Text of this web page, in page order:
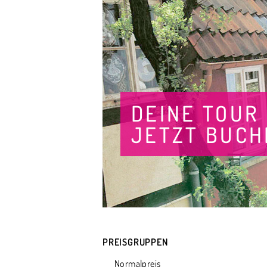
DEINE TOUR
JETZT
PREISGRUPPEN
Normalpreis